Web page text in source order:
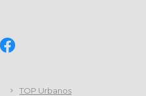
TOP Urbanos